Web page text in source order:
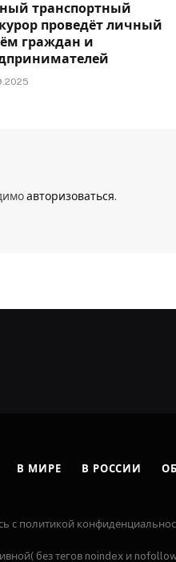
транспортный
проведёт личный
граждан и
авторизоваться.
В МИРЕ В РОССИИ
с политикой
без тегов noindex и